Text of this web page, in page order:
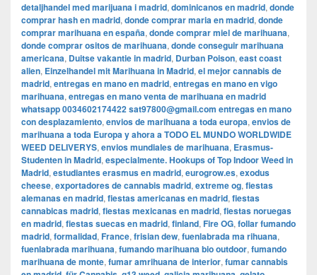
detaljhandel med marijuana i madrid, dominicanos en madrid, donde
comprar hash en madrid, donde comprar maria en madrid, donde
comprar marihuana en españa, donde comprar miel de marihuana,
donde comprar ositos de marihuana, donde conseguir marihuana
americana, Duitse vakantie in madrid, Durban Poison, east coast
alien, Einzelhandel mit Marihuana in Madrid, el mejor cannabis de
madrid, entregas en mano en madrid, entregas en mano en vigo
marihuana, entregas en mano venta de marihuana en madrid
whatsapp 0034602174422 sat97800@gmail.com entregas en mano
con desplazamiento, envios de marihuana a toda europa, envios de
marihuana a toda Europa y ahora a TODO EL MUNDO WORLDWIDE
WEED DELIVERYS, envios mundiales de marihuana, Erasmus-
Studenten in Madrid, especialmente. Hookups of Top Indoor Weed in
Madrid, estudiantes erasmus en madrid, eurogrow.es, exodus
cheese, exportadores de cannabis madrid, extreme og, fiestas
alemanas en madrid, fiestas americanas en madrid, fiestas
cannabicas madrid, fiestas mexicanas en madrid, fiestas noruegas
en madrid, fiestas suecas en madrid, finland, Fire OG, follar fumando
madrid, formalidad, France, frisian dew, fuenlabrada ma rihuana,
fuenlabrada marihuana, fumando marihuana bio outdoor, fumando
marihuana de monte, fumar amrihuana de interior, fumar cannabis